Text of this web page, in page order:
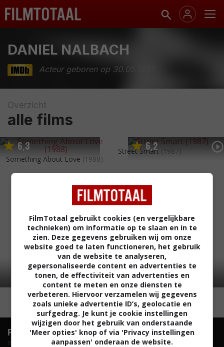
DANIEL NALBACH
Acteur geboren op 30.05.1937
Overzicht
alle films
6,3
Something About Love (1988)
6,2
Street Smart (1987)
FilmTotaal.Hét online filmoverzicht.
hosted by
FilmTotaal gebruikt cookies (en vergelijkbare
technieken) om informatie op te slaan en in te
zien. Deze gegevens gebruiken wij om onze
website goed te laten functioneren, het gebruik
van de website te analyseren,
gepersonaliseerde content en advertenties te
tonen, de effectiviteit van advertenties en
content te meten en onze diensten te
verbeteren. Hiervoor verzamelen wij gegevens
zoals unieke advertentie ID’s, geolocatie en
surfgedrag. Je kunt je cookie instellingen
wijzigen door het gebruik van onderstaande
'Meer opties' knop of via 'Privacy instellingen
aanpassen' onderaan de website.